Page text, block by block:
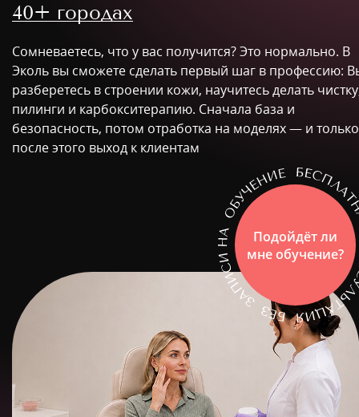
40+ городах
Сомневаетесь, что у вас получится? Это нормально. В
Эколь вы сможете сделать первый шаг в профессию:
разберетесь в строении кожи, научитесь делать
пилинги и карбокситерапию. Сначала база и
безопасность, потом отработка на моделях — и только
после этого выход к клиентам
Подойдёт ли
мне обучение?